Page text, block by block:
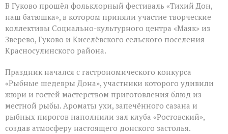
фестиваль
объединил
творческие
коллективы
Дона
В Гуково прошёл фольклорный фестиваль «Тихий Дон,
наш батюшка», в котором приняли участие творческие
коллективы Социально-культурного центра «Маяк» из
Зверево, Гуково и Киселёвского сельского поселения
Красносулинского района.
Праздник начался с гастрономического конкурса
«Рыбные шедевры Дона», участники которого удивили
жюри и гостей мастерством приготовления блюд из
местной рыбы. Ароматы ухи, запечённого сазана и
рыбных пирогов наполнили зал клуба «Ростовский»,
создав атмосферу настоящего донского застолья.